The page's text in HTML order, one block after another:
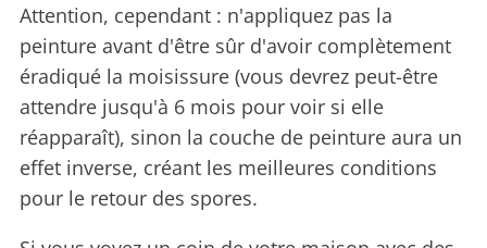
Attention, cependant : n'appliquez pas la
peinture avant d'être sûr d'avoir complètement
éradiqué la moisissure (vous devrez peut-être
attendre jusqu'à 6 mois pour voir si elle
réapparaît), sinon la couche de peinture aura un
effet inverse, créant les meilleures conditions
pour le retour des spores.